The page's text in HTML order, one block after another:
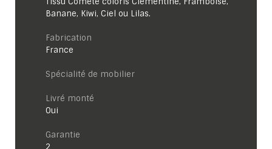
Banane, Kiwi, Ciel ou Lilas.
Fabrication
France
Spécialité de mobilier
Livré monté
Oui
garantie
2